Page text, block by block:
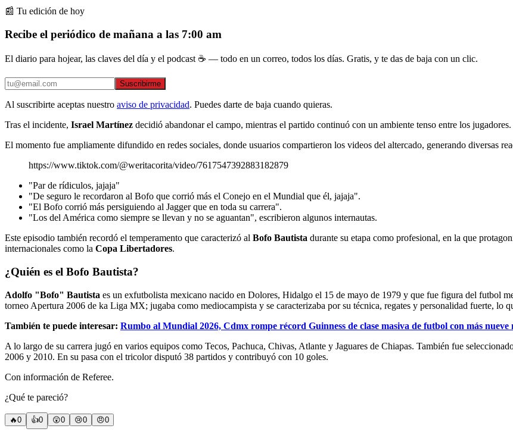
📰 Tu edición de hoy
Recibe el periódico de mañana a las 7:00 am
El diario para hojear, las claves del día y el podcast ☕ — todo en un correo, todos los días. Gratis, y te das de baja con un clic.
Suscribirme
Al suscribirte aceptas nuestro aviso de privacidad. Puedes darte de baja cuando quieras.
Tras el incidente, Israel Martínez decidió abandonar el campo, mientras el partido continuó con un ambiente tenso entre los jugadores.
El momento fue ampliamente difundido en redes sociales, donde usuarios compartieron los videos del altercado, generando diversas
https://www.tiktok.com/@weritacorita/video/7617547392883182879
"Par de rídiculos, jajaja"
"De seguro le recordaron al Bofo que corrió más el Conejo en el Mundial que él, jajaja".
"El Bofo corrió más persiguiendo al Jagger que en toda su carrera".
"Los del América como siempre se llevan y no se aguantan", escribieron algunos internautas.
Este episodio también recordó el temperamento que caracterizó al Bofo Bautista durante su etapa como profesional, en la que
internacionales como la Copa Libertadores.
¿Quién es el Bofo Bautista?
Adolfo "Bofo" Bautista es un exfutbolista mexicano nacido en Dolores, Hidalgo el 15 de mayo de 1979 y que fue figura del futbol
torneo Apertura 2006 de ka Liga MX; jugaba como mediocampista y se caracterizaba por su técnica, regates y personalidad fuerte, lo
También te puede interesar: Rumbo al Mundial 2026, Cdmx rompe récord Guinness de clase masiva de futbol con más nueve
A lo largo de su carrera jugó en varios equipos como Tecos, Pachuca, Chivas, Atlante y Jaguares de Chiapas. También fue
2006 y 2010. En su pasa con el tricolor disputó 38 partidos y contribuyó con 10 goles.
Con información de Referee.
¿Qué te pareció?
🔥0 👍0 😲0 😢0 😠0